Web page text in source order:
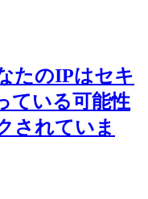
たのIPはセキ
ている可能性
されていま